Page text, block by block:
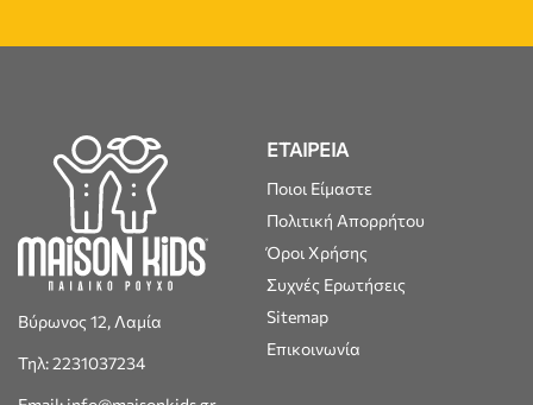
Βύρωνος 12, Λαμία
Τηλ: 2231037234
ΕΤΑΙΡΕΙΑ
Ποιοι Είμαστε
Πολιτική Απορρήτου
Όροι Χρήσης
Συχνές Ερωτήσεις
Sitemap
Επικοινωνία